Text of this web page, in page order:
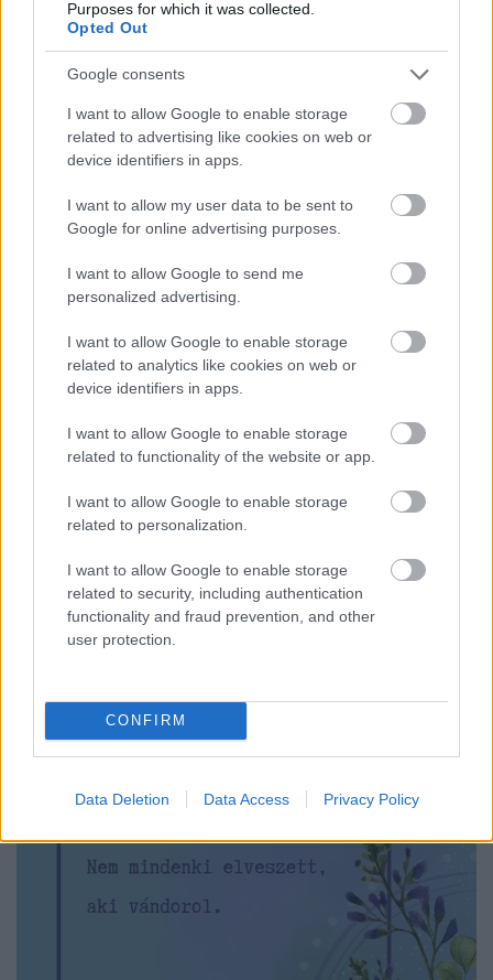
Purposes for which it was collected.
Opted Out
Google consents
I want to allow Google to enable storage
related to advertising like cookies on web or
device identifiers in apps.
I want to allow my user data to be sent to
Google for online advertising purposes.
I want to allow Google to send me
personalized advertising.
I want to allow Google to enable storage
related to analytics like cookies on web or
device identifiers in apps.
I want to allow Google to enable storage
related to functionality of the website or app.
I want to allow Google to enable storage
related to personalization.
I want to allow Google to enable storage
related to security, including authentication
functionality and fraud prevention, and other
user protection.
CONFIRM
Data Deletion Data Access Privacy Policy
“Régen azt hittem, én vagyok a
legfurcsább ember a Földön…”
Egy felnőtt kliens naplójából: Gondolatok a
társas kapcsolatokról későn diagnosztizált
AuDHD-s szemmel
Nagyjából 24 éves korom körül találkoztam Frida
Kahloval, abban a bizonyos Salma Hayek
főszereplésével készült filmben. Ez még jóval azelőtt